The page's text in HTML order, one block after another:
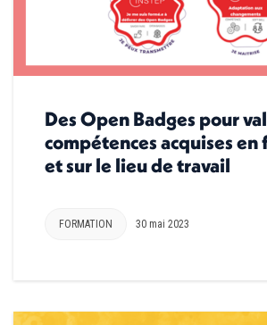
Des Open Badges pour
compétences acquises
et sur le lieu de travail
FORMATION 30 mai 2023